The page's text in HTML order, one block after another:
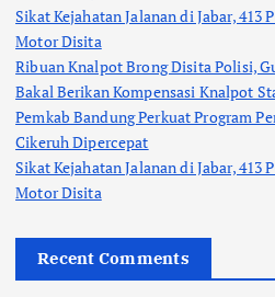
Sikat Kejahatan Jalanan di Jabar, 413
Motor Disita
Ribuan Knalpot Brong Disita Polisi,
Bakal Berikan Kompensasi Knalpot
Pemkab Bandung Perkuat Program
Cikeruh Dipercepat
Sikat Kejahatan Jalanan di Jabar, 413
Motor Disita
Recent Comments